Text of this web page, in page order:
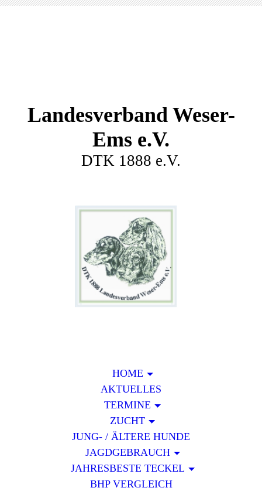
Landesverband Weser-
Ems e.V.
DTK 1888 e.V.
HOME
AKTUELLES
TERMINE
ZUCHT
JUNG- / ÄLTERE HUNDE
JAGDGEBRAUCH
JAHRESBESTE TECKEL
BHP VERGLEICH